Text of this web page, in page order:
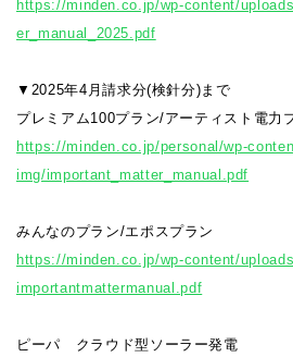
er_manual_2025.pdf
▼2025年4月請求分(検針分)まで
プレミアム100プラン/アーティスト電力
https://minden.co.jp/personal/wp-
img/important_matter_manual.pdf
みんなのプラン/エポスプラン
https://minden.co.jp/wp-content/
importantmattermanual.pdf
ピーパ クラウド型ソーラー発電